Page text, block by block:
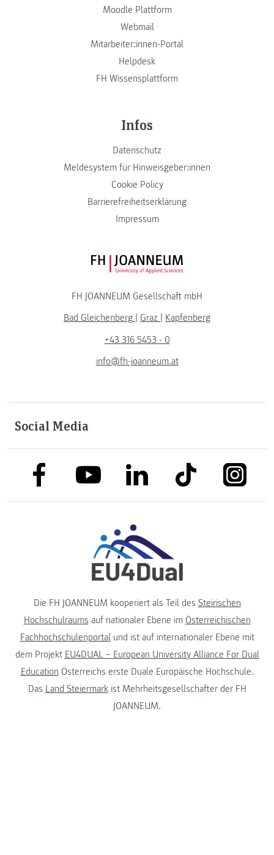
Moodle Plattform
Webmail
Mitarbeiter:innen-Portal
Helpdesk
FH Wissensplattform
Infos
Datenschutz
Meldesystem für Hinweisgeber:innen
Cookie Policy
Barrierefreiheitserklärung
Impressum
FH JOANNEUM Logo
FH JOANNEUM Gesellschaft mbH
Bad Gleichenberg
Graz
Kapfenberg
+43 316 5453 - 0
info@fh-joanneum.at
Social Media
link to facebooklink to youtubelink to linkedinlink to tiktok
Die FH JOANNEUM kooperiert als Teil des Steirischen
Hochschulraums auf nationaler Ebene im Österreichischen
Fachhochschulenportalund ist auf internationaler Ebene mit
dem Projekt EU4DUAL – European University Alliance For Dual
Education Österreichs erste Duale Europäische Hochschule.
Das Land Steiermarkist Mehrheitsgesellschafter der FH
JOANNEUM.